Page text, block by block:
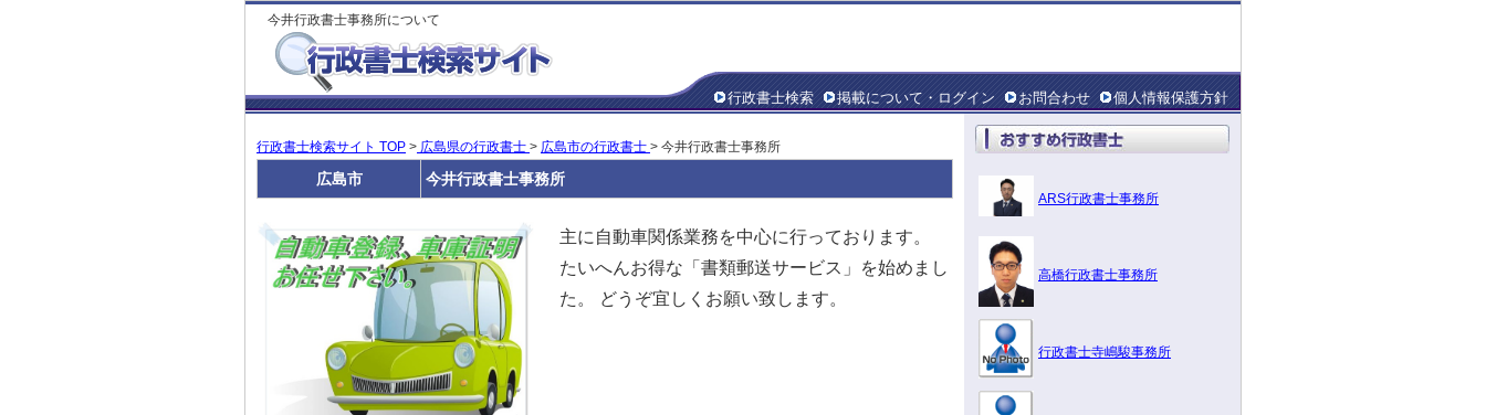
今井行政書士事務所について
行政書士検索 掲載について・ログイン お問合わせ 個人情報保護方針
行政書士検索サイト TOP > 広島県の行政書士 > 広島市の行政書士 > 今井行政書士事務所
広島市 今井行政書士事務所
主に自動車関係業務を中心に行っております。
たいへんお得な「書類郵送サービス」を始めまし
た。 どうぞ宜しくお願い致します。
ARS行政書士事務所
高橋行政書士事務所
行政書士寺嶋駿事務所